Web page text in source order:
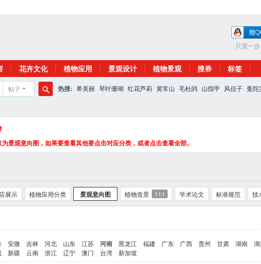
只需一
花卉文化 植物应用 景观设计 植物景观 搜券 标签
帖子
索
热搜: 希美丽 琴叶珊瑚 红花芦莉 黄常山 毛杜鹃 山指甲 风信子 曼陀
景观意向图，如果要查看其他要点击对应分类，或者点击查看全部。
展示 植物应用分类 景观意向图 植物造景 111 学术论文 标准规范 技
安微 吉林 河北 山东 江苏 河南 黑龙江 福建 广东 广西 贵州 甘肃 湖南
新疆 云南 浙江 辽宁 澳门 台湾 新加坡